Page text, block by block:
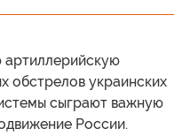
обстрелов украинских
сыграют важную
России.